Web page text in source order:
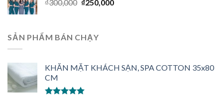
₫300,000 ₫250,000
SẢN PHẨM BÁN CHẠY
KHĂN MẶT KHÁCH SẠN, SPA COTTON 35x80
CM